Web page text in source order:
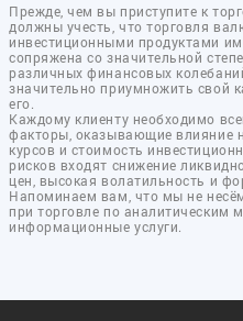
Прежде, чем вы приступите к
должны учесть, что торговля
инвестиционными продуктами
сопряжена со значительной
различных финансовых
значительно приумножить свой
его.
Каждому клиенту необходимо
факторы, оказывающие влияние
курсов и стоимость
рисков входят снижение
цен, высокая волатильность и
Напоминаем вам, что мы не
при торговле по аналитическим
информационные услуги.